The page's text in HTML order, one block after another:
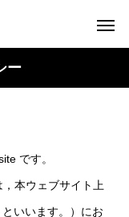
ー
です。
本ウェブサイト上
いいます。）にお